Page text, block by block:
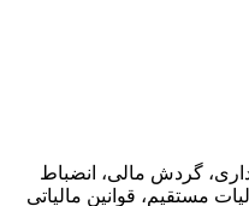
گردش مالی، انضباط
مستقيم، قوانين مالياتی